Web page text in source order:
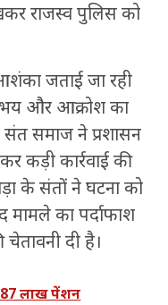
राजस्व पुलिस को
जताई जा रही
भय और आक्रोश का
संत समाज ने प्रशासन
कड़ी कार्रवाई की
के संतों ने घटना को
का पर्दाफाश
दी है।
लाख पेंशन